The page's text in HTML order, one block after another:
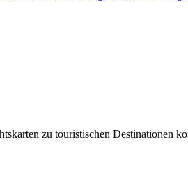
zu touristischen Destinationen